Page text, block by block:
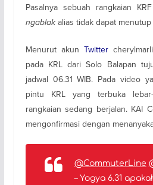
Pasalnya sebuah rangkaian
ngablakalias tidak dapat
Menurut akun Twitter
pada KRL dari Solo Balapan
jadwal 06.31 WIB. Pada video
pintu KRL yang terbuka
rangkaian sedang berjalan. KAI
mengonfirmasi dengan
@CommuterLine
– Yogya 6.31